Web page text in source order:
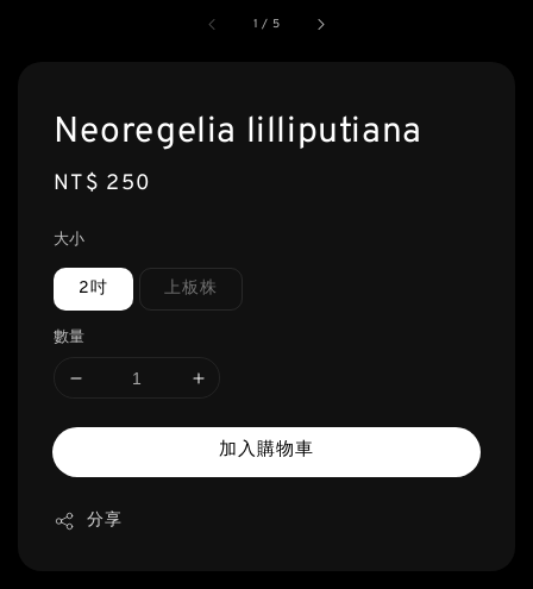
1 / 5
Neoregelia lilliputiana
Regular
NT$ 250
大小
2吋 上板株
數量
加入購物車
分享